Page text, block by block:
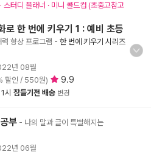
터디 플래너 · 미니 콜드컵 (초중고참고
로 한 번에 키우기 1 : 예비 초등
향상 프로그램 - 한 번에 키우기 시리즈
년 08월
할인 / 550원) 9.9
시 잠들기전 배송 변경
부 - 나의 말과 글이 특별해지는
년 06월